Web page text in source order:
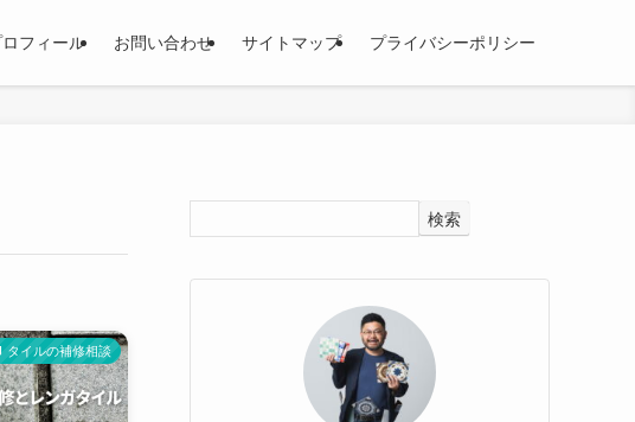
フィール お問い合わせ サイトマップ プライバシーポリシー
タイルの補修相談
検索